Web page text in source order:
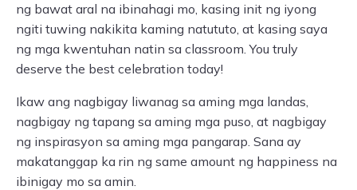
ng bawat aral na ibinahagi mo, kasing init ng iyong
ngiti tuwing nakikita kaming natututo, at kasing saya
ng mga kwentuhan natin sa classroom. You truly
deserve the best celebration today!
Ikaw ang nagbigay liwanag sa aming mga landas,
nagbigay ng tapang sa aming mga puso, at nagbigay
ng inspirasyon sa aming mga pangarap. Sana ay
makatanggap ka rin ng same amount ng happiness na
ibinigay mo sa amin.